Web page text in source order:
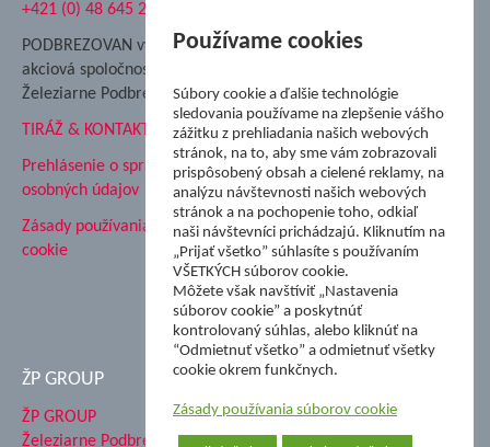
+421 (0) 48 645 2711
PODBREZOVAN vydáva
akciová spoločnosť
Železiarne Podbrezová
TIRÁŽ & KONTAKT
Prehlásenie o spracovaní
osobných údajov
Zásady používania súborov
cookie
Nadácia Železiarne
ŽP Informatika s.r.o.
ŠK Železiarne Podbrezová
Tále a.s.
ŽP GROUP
ŽP GROUP
Železiarne Podbrezová a.s.
Používame cookies
Súbory cookie a ďalšie technológie
sledovania používame na zlepšenie vášho
zážitku z prehliadania našich webových
stránok, na to, aby sme vám zobrazovali
prispôsobený obsah a cielené reklamy, na
analýzu návštevnosti našich webových
stránok a na pochopenie toho, odkiaľ
naši návštevníci prichádzajú. Kliknutím na
„Prijať všetko” súhlasíte s používaním
VŠETKÝCH súborov cookie.
Môžete však navštíviť „Nastavenia
súborov cookie” a poskytnúť
kontrolovaný súhlas, alebo kliknúť na
“Odmietnuť všetko” a odmietnuť všetky
cookie okrem funkčnych.
Zásady používania súborov cookie